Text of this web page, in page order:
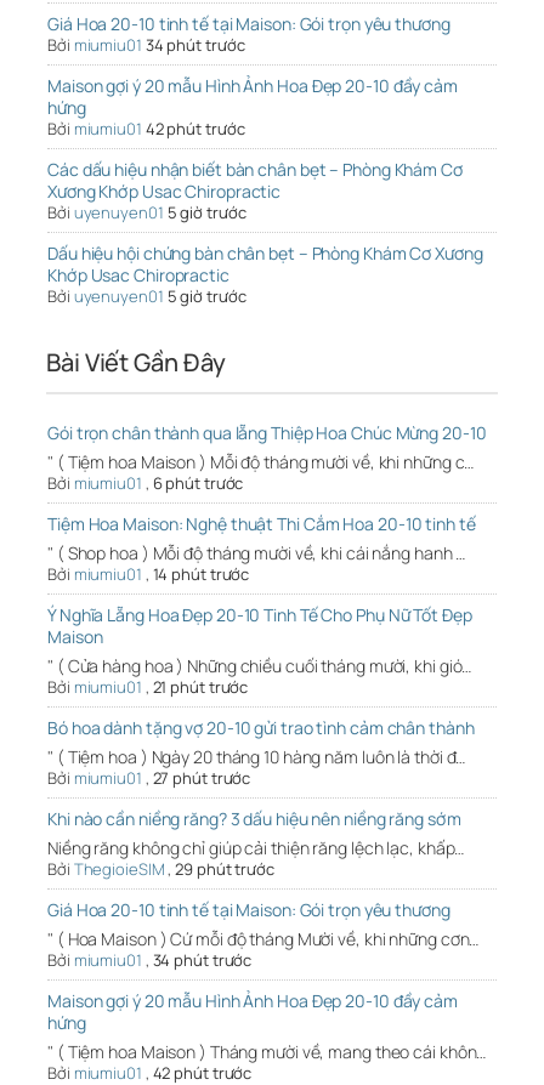
Giá Hoa 20-10 tinh tế tại Maison: Gói trọn yêu thương
Bởi miumiu01 34 phút trước
Maison gợi ý 20 mẫu Hình Ảnh Hoa Đẹp 20-10 đầy cảm
hứng
Bởi miumiu01 42 phút trước
Các dấu hiệu nhận biết bàn chân bẹt – Phòng Khám Cơ
Xương Khớp Usac Chiropractic
Bởi uyenuyen01 5 giờ trước
Dấu hiệu hội chứng bàn chân bẹt – Phòng Khám Cơ Xương
Khớp Usac Chiropractic
Bởi uyenuyen01 5 giờ trước
Bài Viết Gần Đây
Gói trọn chân thành qua lẵng Thiệp Hoa Chúc Mừng 20-10
" ( Tiệm hoa Maison ) Mỗi độ tháng mười về, khi những c…
Bởi miumiu01 , 6 phút trước
Tiệm Hoa Maison: Nghệ thuật Thi Cắm Hoa 20-10 tinh tế
" ( Shop hoa ) Mỗi độ tháng mười về, khi cái nắng hanh …
Bởi miumiu01 , 14 phút trước
Ý Nghĩa Lẵng Hoa Đẹp 20-10 Tinh Tế Cho Phụ Nữ Tốt Đẹp
Maison
" ( Cửa hàng hoa ) Những chiều cuối tháng mười, khi gió…
Bởi miumiu01 , 21 phút trước
Bó hoa dành tặng vợ 20-10 gửi trao tình cảm chân thành
" ( Tiệm hoa ) Ngày 20 tháng 10 hàng năm luôn là thời đ…
Bởi miumiu01 , 27 phút trước
Khi nào cần niềng răng? 3 dấu hiệu nên niềng răng sớm
Niềng răng không chỉ giúp cải thiện răng lệch lạc, khấp…
Bởi ThegioieSIM,29 phút trước
Giá Hoa 20-10 tinh tế tại Maison: Gói trọn yêu thương
" ( Hoa Maison ) Cứ mỗi độ tháng Mười về, khi những cơn…
Bởi miumiu01 , 34 phút trước
Maison gợi ý 20 mẫu Hình Ảnh Hoa Đẹp 20-10 đầy cảm
hứng
" ( Tiệm hoa Maison ) Tháng mười về, mang theo cái khôn…
Bởi miumiu01 , 42 phút trước